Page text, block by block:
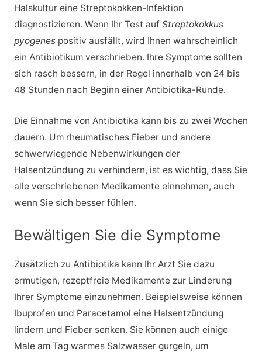
Halskultur eine Streptokokken-Infektion
diagnostizieren. Wenn Ihr Test auf Streptokokkus
pyogenespositiv ausfällt, wird Ihnen wahrscheinlich
ein Antibiotikum verschrieben. Ihre Symptome sollten
sich rasch bessern, in der Regel innerhalb von 24 bis
48 Stunden nach Beginn einer Antibiotika-Runde.
Die Einnahme von Antibiotika kann bis zu zwei Wochen
dauern. Um rheumatisches Fieber und andere
schwerwiegende Nebenwirkungen der
Halsentzündung zu verhindern, ist es wichtig, dass Sie
alle verschriebenen Medikamente einnehmen, auch
wenn Sie sich besser fühlen.
Bewältigen Sie die Symptome
Zusätzlich zu Antibiotika kann Ihr Arzt Sie dazu
ermutigen, rezeptfreie Medikamente zur Linderung
Ihrer Symptome einzunehmen. Beispielsweise können
Ibuprofen und Paracetamol eine Halsentzündung
lindern und Fieber senken. Sie können auch einige
Male am Tag warmes Salzwasser gurgeln, um